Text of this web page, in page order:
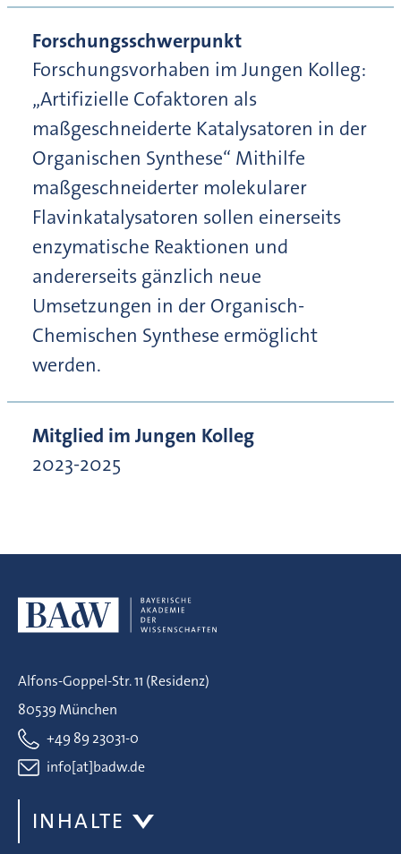
Forschungsschwerpunkt
Forschungsvorhaben im Jungen Kolleg:
„Artifizielle Cofaktoren als
maßgeschneiderte Katalysatoren in der
Organischen Synthese“ Mithilfe
maßgeschneiderter molekularer
Flavinkatalysatoren sollen einerseits
enzymatische Reaktionen und
andererseits gänzlich neue
Umsetzungen in der Organisch-
Chemischen Synthese ermöglicht
werden.
Mitglied im Jungen Kolleg
2023-2025
Alfons-Goppel-Str. 11 (Residenz)
80539 München
+49 89 23031-0
info[at]badw.de
INHALTE